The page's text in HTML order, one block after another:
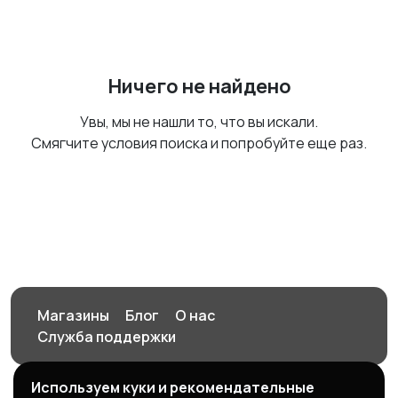
Ничего не найдено
Увы, мы не нашли то, что вы искали.
Смягчите условия поиска и попробуйте еще раз.
Магазины Блог
О нас
Служба поддержки
Используем куки и рекомендательные